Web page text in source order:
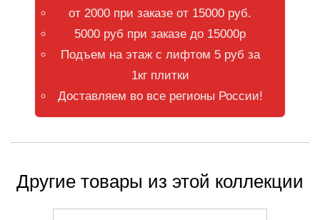
от 2000 при заказе от 15000 руб.
5000 руб при заказе до 15000р
Подъем на этаж с лифтом 5 руб за
1кг плитки
Доставляем во все регионы России!
Другие товары из этой коллекции